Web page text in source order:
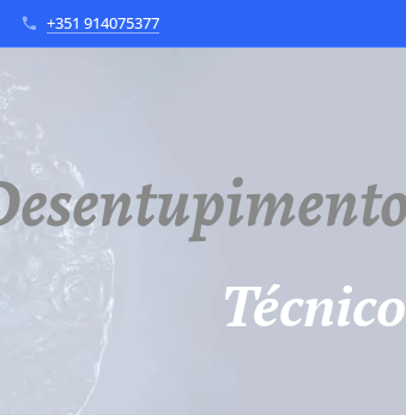
+351 914075377